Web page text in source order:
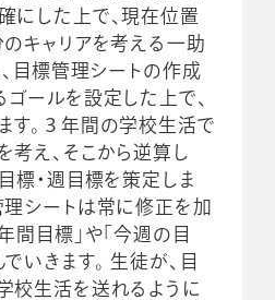
にした上で、現在位置
のキャリアを考える一助
、目標管理シートの作成
ールを設定した上で、
す。３年間の学校生活で
考え、そこから逆算し
標・週目標を策定しま
シートは常に修正を加
間目標」や「今週の目
いきます。 生徒が、目
校生活を送れるように